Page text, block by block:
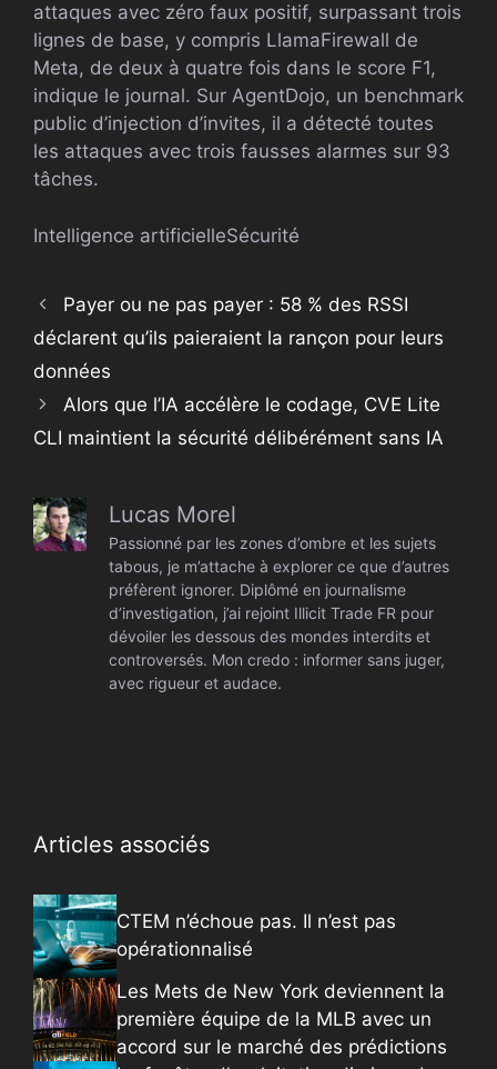
attaques avec zéro faux positif, surpassant trois
lignes de base, y compris LlamaFirewall de
Meta, de deux à quatre fois dans le score F1,
indique le journal. Sur AgentDojo, un benchmark
public d’injection d’invites, il a détecté toutes
les attaques avec trois fausses alarmes sur 93
tâches.
Intelligence artificielleSécurité
Payer ou ne pas payer : 58 % des RSSI
déclarent qu’ils paieraient la rançon pour leurs
données
Alors que l’IA accélère le codage, CVE Lite
CLI maintient la sécurité délibérément sans IA
Lucas Morel
Passionné par les zones d’ombre et les sujets
tabous, je m’attache à explorer ce que d’autres
préfèrent ignorer. Diplômé en journalisme
d’investigation, j’ai rejoint Illicit Trade FR pour
dévoiler les dessous des mondes interdits et
controversés. Mon credo : informer sans juger,
avec rigueur et audace.
Articles associés
CTEM n’échoue pas. Il n’est pas
opérationnalisé
Les Mets de New York deviennent la
première équipe de la MLB avec un
accord sur le marché des prédictions